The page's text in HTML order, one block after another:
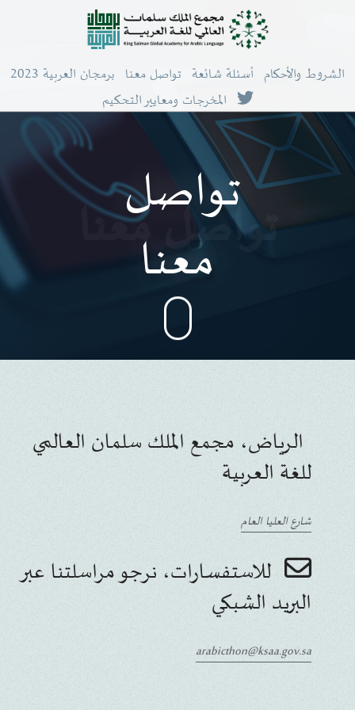
برمجان العربية 2023 تواصل معنا أسئلة شائعة الشروط والأحكام
المخرجات ومعايير التحكيم
تواصل
معنا
تواصل معنا
الرياض، مجمع الملك سلمان العالمي
للغة العربية
شارع العليا العام
للاستفسارات، نرجو مراسلتنا عبر
البريد الشبكي
arabicthon@ksaa.gov.sa